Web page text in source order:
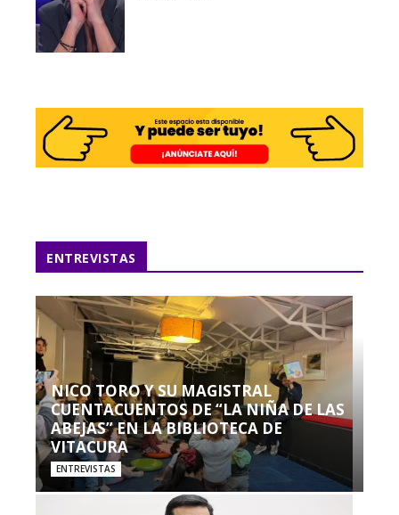
ENTREVISTAS
NICO TORO Y SU MAGISTRAL
CUENTACUENTOS DE “LA NIÑA DE LAS
ABEJAS” EN LA BIBLIOTECA DE
VITACURA
ENTREVISTAS